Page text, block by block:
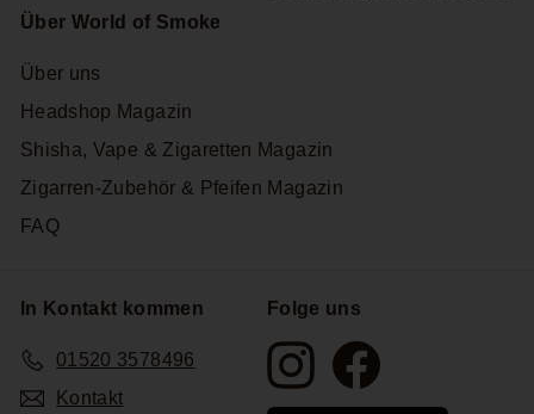
Über World of Smoke
Über uns
Headshop Magazin
Shisha, Vape & Zigaretten Magazin
Zigarren-Zubehör & Pfeifen Magazin
FAQ
In Kontakt kommen
01520 3578496
Kontakt
Folge uns
Instagram